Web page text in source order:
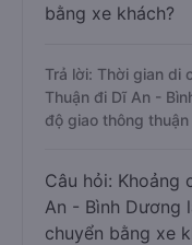
bằng xe khách?
Trả lời: Thời gian di
Thuận đi Dĩ An -
độ giao thông thuận
Câu hỏi: Khoảng
An - Bình Dương
chuyển bằng xe